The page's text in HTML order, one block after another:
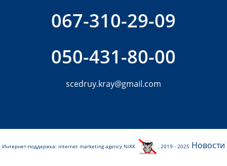
067-310-29-09
050-431-80-00
scedruy.kray@gmail.com
Интернет-поддержка: internet marketing agency NiKK , 2019 - 2025 Новости